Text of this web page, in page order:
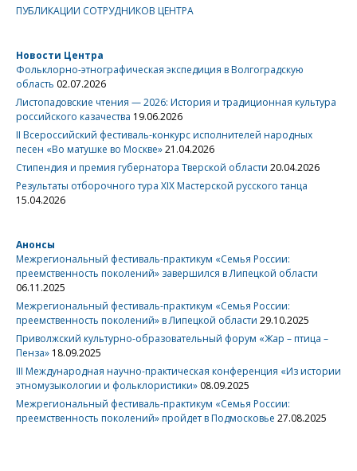
ПУБЛИКАЦИИ СОТРУДНИКОВ ЦЕНТРА
Новости Центра
Фольклорно-этнографическая экспедиция в Волгоградскую
область 02.07.2026
Листопадовские чтения — 2026: История и традиционная культура
российского казачества 19.06.2026
II Всероссийский фестиваль-конкурс исполнителей народных
песен «Во матушке во Москве»21.04.2026
Стипендия и премия губернатора Тверской области 20.04.2026
Результаты отборочного тура XIX Мастерской русского танца
15.04.2026
Анонсы
Межрегиональный фестиваль-практикум «Семья России:
преемственность поколений» завершился в Липецкой области
06.11.2025
Межрегиональный фестиваль-практикум «Семья России:
преемственность поколений» в Липецкой области 29.10.2025
Приволжский культурно-образовательный форум «Жар – птица –
Пенза» 18.09.2025
III Международная научно-практическая конференция «Из истории
этномузыкологии и фольклористики» 08.09.2025
Межрегиональный фестиваль-практикум «Семья России:
преемственность поколений» пройдет в Подмосковье 27.08.2025